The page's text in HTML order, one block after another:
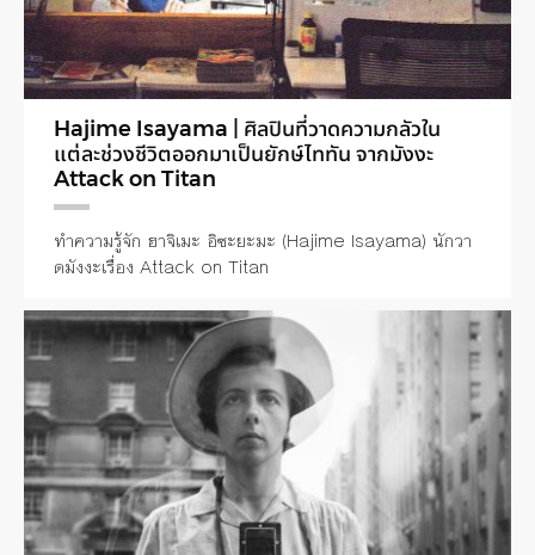
Hajime Isayama | ศิลปินที่วาดความกลัวใน
แต่ละช่วงชีวิตออกมาเป็นยักษ์ไททัน จากมังงะ
Attack on Titan
ทำความรู้จัก ฮาจิเมะ อิซะยะมะ (Hajime Isayama) นักวา
ดมังงะเรื่อง Attack on Titan